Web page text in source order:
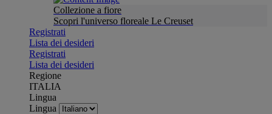
Collezione a fiore
Scopri l'universo floreale Le Creuset
Registrati
Lista dei desideri
Registrati
Lista dei desideri
Regione
ITALIA
Lingua
Lingua